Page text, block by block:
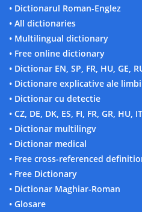
• Dictionarul Roman-Englez
• All dictionaries
• Multilingual dictionary
• Free online dictionary
• Dictionar EN, SP, FR, HU, GE,
• Dictionare explicative ale
• Dictionar cu detectie
• CZ, DE, DK, ES, FI, FR, GR, HU,
• Dictionar multilingv
• Dictionar medical
• Free cross-referenced
• Free Dictionary
• Dictionar Maghiar-Roman
• Glosare